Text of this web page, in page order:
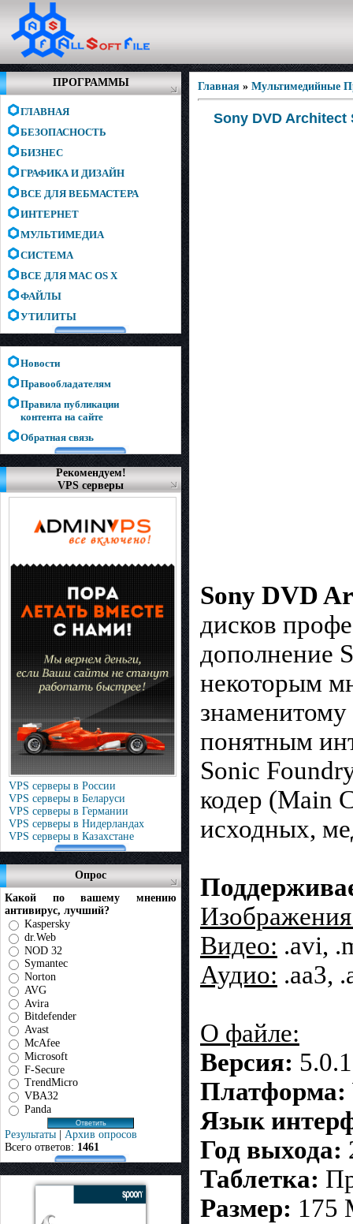
ПРОГРАММЫ
ГЛАВНАЯ
БЕЗОПАСНОСТЬ
БИЗНЕС
ГРАФИКА И ДИЗАЙН
ВСЕ ДЛЯ ВЕБМАСТЕРА
ИНТЕРНЕТ
МУЛЬТИМЕДИА
СИСТЕМА
ВСЕ ДЛЯ MAC OS X
ФАЙЛЫ
УТИЛИТЫ
Новости
Правообладателям
Правила публикации
контента на сайте
Обратная связь
Рекомендуем!
VPS серверы
VPS серверы в России
VPS серверы в Беларуси
VPS серверы в Германии
VPS серверы в Нидерландах
VPS серверы в Казахстане
Опрос
Какой по вашему мнению
антивирус, лучший?
Kaspersky
dr.Web
NOD 32
Symantec
Norton
AVG
Avira
Bitdefender
Avast
McAfee
Microsoft
F-Secure
TrendMicro
VBA32
Panda
Результаты | Архив опросов
Всего ответов: 1461
Главная » Мультимедийные
Sony DVD Architect
Sony DVD
дисков
дополнение
некоторым
знаменитому
понятным
Sonic
кодер (Main
исходных,
Видео: .avi,
Аудио: .aa3,
О файле:
Версия:
Платформа:
Язык
Год выхода:
Таблетка:
Размер: 175